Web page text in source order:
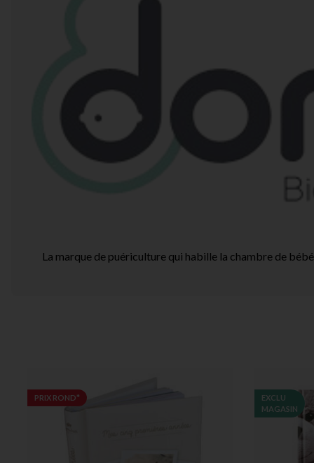
La marque de puériculture qui habille la chambre de
PRIX ROND*
EXCLU
MAGASIN